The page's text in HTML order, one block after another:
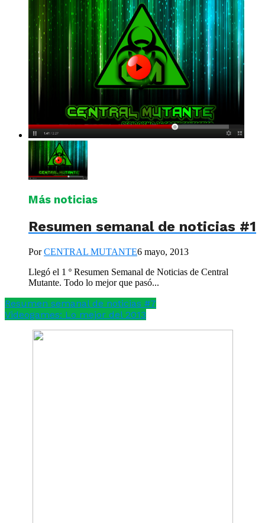
Más noticias
Resumen semanal de noticias #1
PorCENTRAL MUTANTE6 mayo, 2013
Llegó el 1 º Resumen Semanal de Noticias de Central
Mutante. Todo lo mejor que pasó...
Resumen semanal de noticias #7
Videogames: Lo mejor del 2013